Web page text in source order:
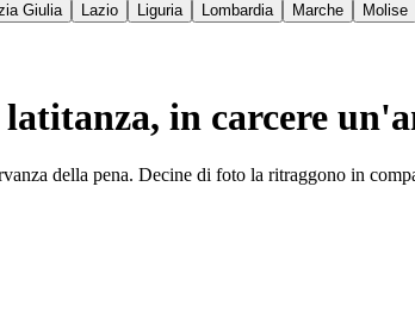
Giulia Lazio Liguria Lombardia Marche Molise
in carcere
della pena. Decine di foto la ritraggono in